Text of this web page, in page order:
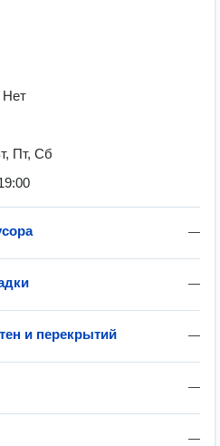
Нет
Пт, Сб
—
—
—
и перекрытий
—
—